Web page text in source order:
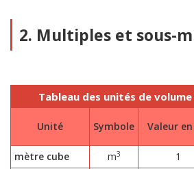
2. Multiples et sous-
Tableau des unités de
Unité Symbole Valeur
mètre cube
m3 1